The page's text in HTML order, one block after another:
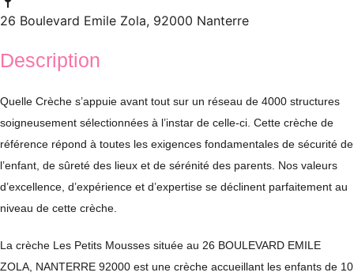
26 Boulevard Emile Zola, 92000 Nanterre
Description
Quelle Crèche s’appuie avant tout sur un réseau de 4000 structures
soigneusement sélectionnées à l’instar de celle-ci. Cette crèche de
référence répond à toutes les exigences fondamentales de sécurité de
l’enfant, de sûreté des lieux et de sérénité des parents. Nos valeurs
d’excellence, d’expérience et d’expertise se déclinent parfaitement au
niveau de cette crèche.
La crèche Les Petits Mousses située au 26 BOULEVARD EMILE
ZOLA, NANTERRE 92000 est une crèche accueillant les enfants de 10